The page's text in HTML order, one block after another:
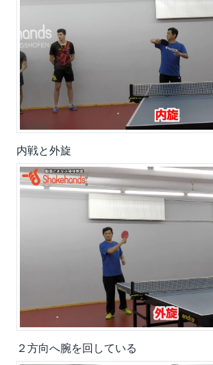
内戦と外旋
２方向へ腕を回している